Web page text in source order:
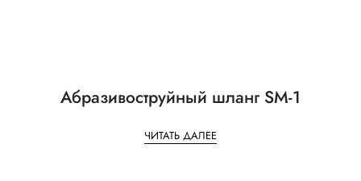
Абразивоструйный шланг SM-1
ЧИТАТЬ ДАЛЕЕ